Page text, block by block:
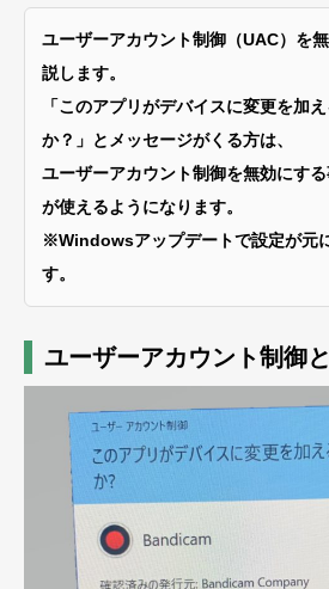
ユーザーアカウント制御（UAC）を
説します。
「このアプリがデバイスに変更を加
か？」とメッセージがくる方は、
ユーザーアカウント制御を無効にす
が使えるようになります。
※Windowsアップデートで設定が元
す。
ユーザーアカウント制御